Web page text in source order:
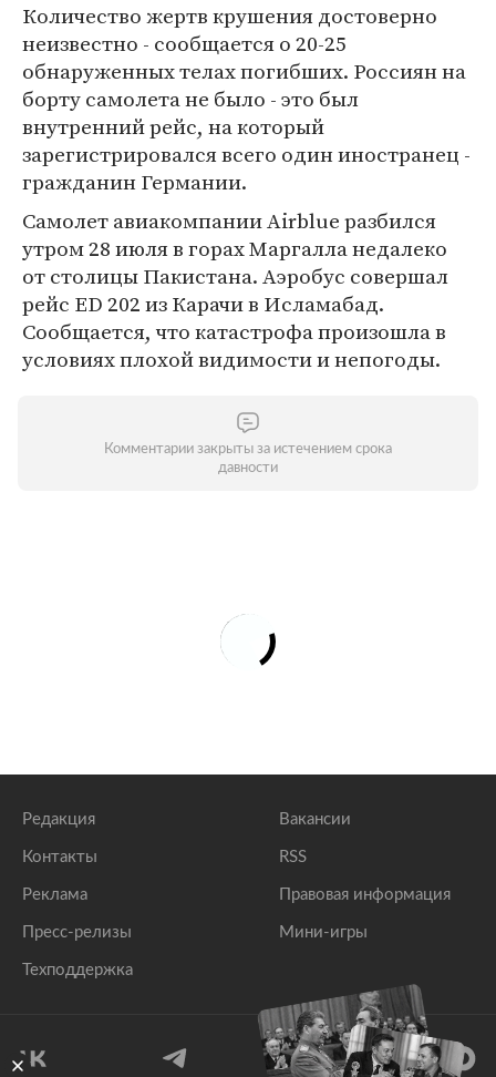
Количество жертв крушения достоверно
неизвестно - сообщается о 20-25
обнаруженных телах погибших. Россиян на
борту самолета не было - это был
внутренний рейс, на который
зарегистрировался всего один иностранец -
гражданин Германии.
Самолет авиакомпании Airblue разбился
утром 28 июля в горах Маргалла недалеко
от столицы Пакистана. Аэробус совершал
рейс ED 202 из Карачи в Исламабад.
Сообщается, что катастрофа произошла в
условиях плохой видимости и непогоды.
Комментарии закрыты за истечением срока
давности
Редакция
Контакты
Реклама
Пресс-релизы
Техподдержка
Вакансии
RSS
Правовая информация
Мини-игры